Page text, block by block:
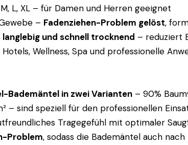
M, L, XL – für Damen und Herren geeignet
– Fadenziehen-Problem gelöst,
langlebig und schnell trocknend – reduziert
Wellness, Spa und professionelle
Bademäntel in zwei Varianten – 90%
– sind speziell für den professionellen
Tragegefühl mit optimaler
Problem, sodass die Bademäntel auch